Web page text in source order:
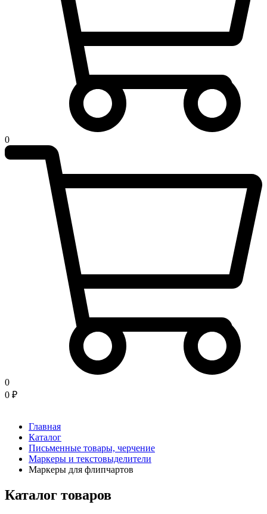
0
0
0 ₽
Главная
Каталог
Письменные товары, черчение
Маркеры и текстовыделители
Маркеры для флипчартов
Каталог товаров